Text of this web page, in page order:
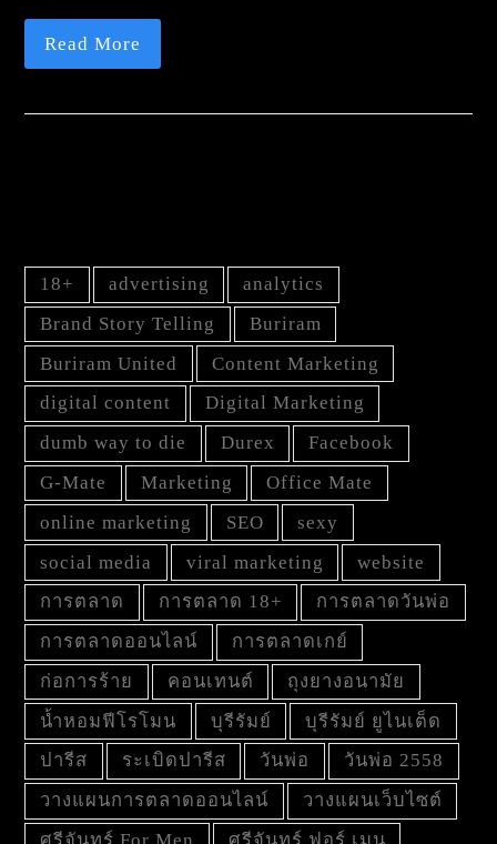
Read More
18+ advertising
analytics
Brand Story Telling
Buriram
Buriram United
Content Marketing
digital content
Digital Marketing
dumb way to die
Durex
Facebook
G-Mate
Marketing
Office Mate
online marketing
SEO
sexy
social media
viral marketing
website
การตลาด
การตลาด 18+
การตลาดวันพ่อ
การตลาดออนไลน์
การตลาดเกย์
ก่อการร้าย
คอนเทนต์
ถุงยางอนามัย
น้ำหอมฟีโรโมน
บุรีรัมย์
บุรีรัมย์ ยูไนเต็ด
ปารีส
ระเบิดปารีส วันพ่อ
วันพ่อ 2558
วางแผนการตลาดออนไลน์
วางแผนเว็บไซต์